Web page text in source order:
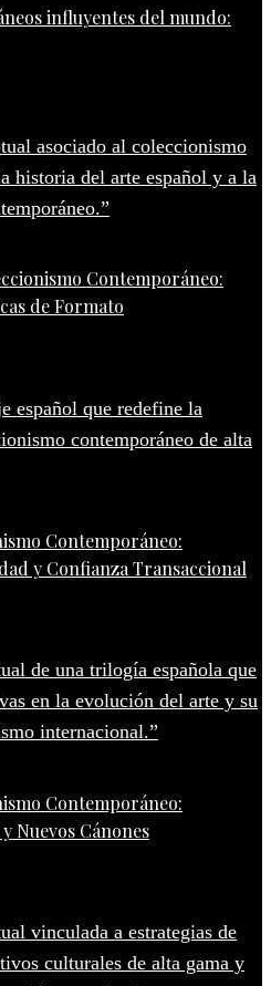
influyentes del mundo:
Contemporáneo:
de Formato
Contemporáneo:
y Confianza Transaccional
Contemporáneo:
Nuevos Cánones